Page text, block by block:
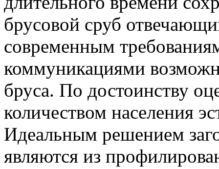
брусовой сруб
современным
коммуникациями
бруса. По достоинству
количеством населения
Идеальным решением
являются из